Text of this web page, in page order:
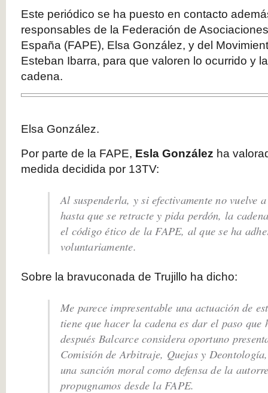
Este periódico se ha puesto en contacto
responsables de la Federación de
España (FAPE), Elsa González, y del
Esteban Ibarra, para que valoren lo ocurrido y
cadena.
Elsa González.
Por parte de la FAPE, Esla González ha
medida decidida por 13TV:
Al suspenderla, y si efectivamente no vuelve
hasta que se retracte y pida perdón, la
el código ético de la FAPE, al que se ha
voluntariamente.
Sobre la bravuconada de Trujillo ha dicho:
Me parece impresentable una actuación de
tiene que hacer la cadena es dar el paso que
después Balcarce considera oportuno
Comisión de Arbitraje, Quejas y
una sanción moral como defensa de la
propugnamos desde la FAPE.